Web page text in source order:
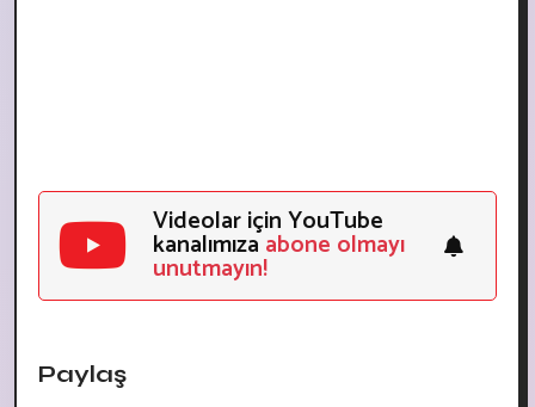
Videolar için YouTube
kanalımızaabone olmayı
unutmayın!
Paylaş